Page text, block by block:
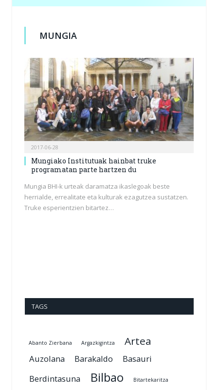
MUNGIA
2017-06-28
Mungiako Institutuak hainbat truke
programatan parte hartzen du
Mungia BHI-k urteak daramatza ikaslegoak beste
herrialde, errealitate eta kulturak ezagutzea sustatzen.
Truke esperientzien bitartez…
TAGS
Abanto Zierbana Argazkigintza Artea
Auzolana Barakaldo
Basauri
Berdintasuna
Bilbao Bitartekaritza